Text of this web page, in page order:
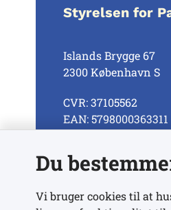
Styrelsen for
Islands Brygge 67
2300 København S
CVR: 37105562
EAN: 5798000363311
Se alle
Du
Vi bruger cookies til at